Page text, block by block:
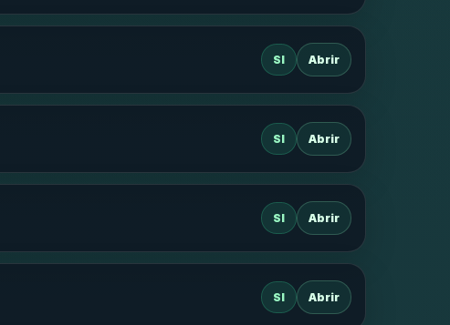
SI Abrir
SI Abrir
SI Abrir
SI Abrir